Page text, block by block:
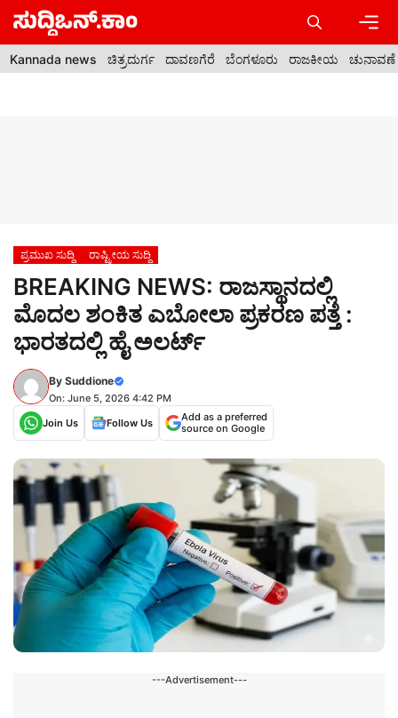
Skip
content
Kannada news ಚಿತ್ರದುರ್ಗ ದಾವಣಗೆರೆ ಬೆಂಗಳೂರು ರಾಜಕೀಯ ಚುನಾವಣೆ
ಪ್ರಮುಖ ಸುದ್ದಿ ರಾಷ್ಟ್ರೀಯ ಸುದ್ದಿ
BREAKING NEWS: ರಾಜಸ್ಥಾನದಲ್ಲಿ
ಮೊದಲ ಶಂಕಿತ ಎಬೋಲಾ ಪ್ರಕರಣ ಪತ್ತೆ :
ಭಾರತದಲ್ಲಿ ಹೈ ಅಲರ್ಟ್
By Suddione
On: June 5, 2026 4:42 PM
Join Us
Follow Us
Add as a preferred
source on Google
---Advertisement---